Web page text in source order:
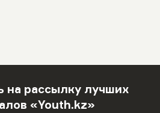
на рассылку лучших
«Youth.kz»